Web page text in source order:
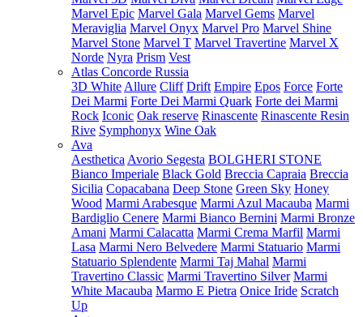
Marvel Epic Marvel Gala Marvel Gems Marvel
Meraviglia Marvel Onyx Marvel Pro Marvel Shine
Marvel Stone Marvel T Marvel Travertine Marvel X
Norde Nyra Prism Vest
Atlas Concorde Russia
3D White Allure Cliff Drift Empire Epos Force Forte
Dei Marmi Forte Dei Marmi Quark Forte dei Marmi
Rock Iconic Oak reserve Rinascente Rinascente Resin
Rive Symphonyx Wine Oak
Ava
Aesthetica Avorio Segesta BOLGHERI STONE
Bianco Imperiale Black Gold Breccia Capraia Breccia
Sicilia Copacabana Deep Stone Green Sky Honey
Wood Marmi Arabesque Marmi Azul Macauba Marmi
Bardiglio Cenere Marmi Bianco Bernini Marmi Bronze
Amani Marmi Calacatta Marmi Crema Marfil Marmi
Lasa Marmi Nero Belvedere Marmi Statuario Marmi
Statuario Splendente Marmi Taj Mahal Marmi
Travertino Classic Marmi Travertino Silver Marmi
White Macauba Marmo E Pietra Onice Iride Scratch
Up